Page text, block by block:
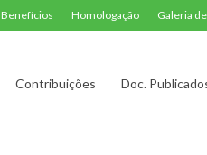
Benefícios Homologação Galeria
Contribuições Doc.